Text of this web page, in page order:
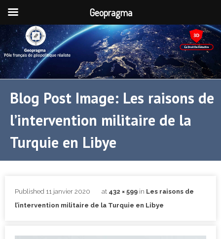
Blog Post Image: Les raisons de
l’intervention militaire de la
Turquie en Libye
Published 11 janvier 2020 at 432 × 599 in Les raisons de
l’intervention militaire de la Turquie en Libye
Geopragma